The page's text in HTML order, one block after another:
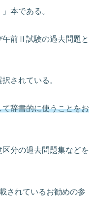
本である。
前Ⅱ試験の過去問題と
されている。
辞書的に使うことをお
分の過去問題集などを
されているお勧めの参